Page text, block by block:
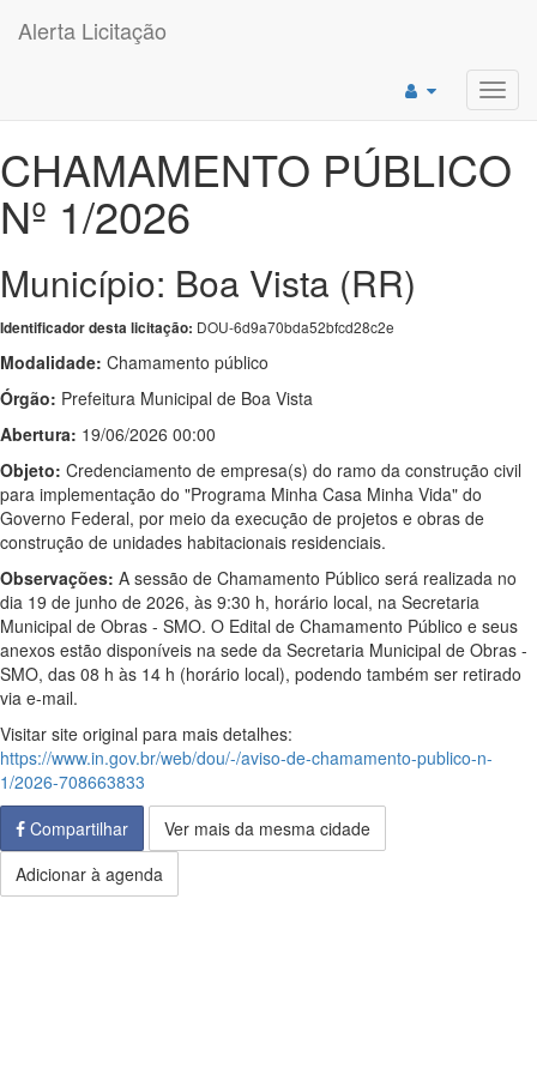
Alerta Licitação
CHAMAMENTO PÚBLICO
Nº 1/2026
Município: Boa Vista (RR)
Identificador desta licitação: DOU-6d9a70bda52bfcd28c2e
Modalidade: Chamamento público
Órgão: Prefeitura Municipal de Boa Vista
Abertura: 19/06/2026 00:00
Objeto: Credenciamento de empresa(s) do ramo da construção civil
para implementação do "Programa Minha Casa Minha Vida" do
Governo Federal, por meio da execução de projetos e obras de
construção de unidades habitacionais residenciais.
Observações: A sessão de Chamamento Público será realizada no
dia 19 de junho de 2026, às 9:30 h, horário local, na Secretaria
Municipal de Obras - SMO. O Edital de Chamamento Público e seus
anexos estão disponíveis na sede da Secretaria Municipal de Obras -
SMO, das 08 h às 14 h (horário local), podendo também ser retirado
via e-mail.
Visitar site original para mais detalhes:
https://www.in.gov.br/web/dou/-/aviso-de-chamamento-publico-n-
1/2026-708663833
Compartilhar
Ver mais da mesma cidade
Adicionar à agenda